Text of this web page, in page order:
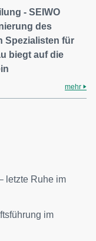
- SEIWO
des
Spezialisten für
biegt auf die
mehr
letzte Ruhe im
im